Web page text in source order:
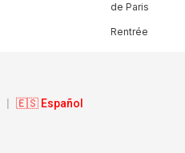
de Paris
Rentrée
🇪🇸 Español